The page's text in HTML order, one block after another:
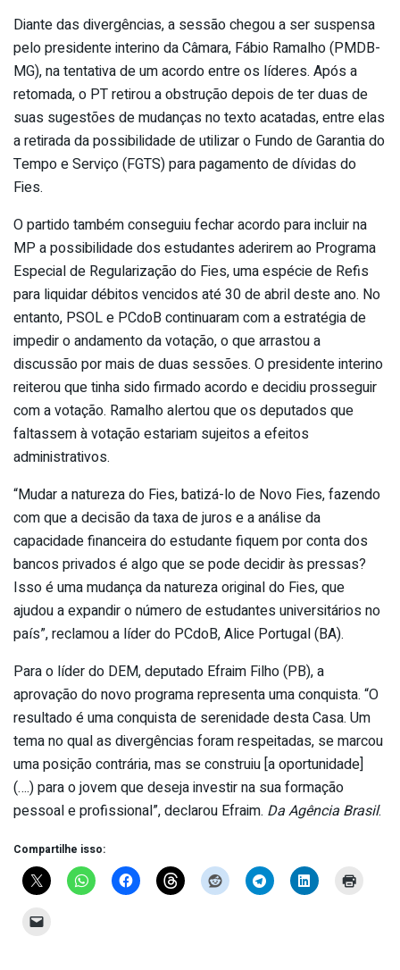
Diante das divergências, a sessão chegou a ser suspensa
pelo presidente interino da Câmara, Fábio Ramalho (PMDB-
MG), na tentativa de um acordo entre os líderes. Após a
retomada, o PT retirou a obstrução depois de ter duas de
suas sugestões de mudanças no texto acatadas, entre elas
a retirada da possibilidade de utilizar o Fundo de Garantia do
Tempo e Serviço (FGTS) para pagamento de dívidas do
Fies.
O partido também conseguiu fechar acordo para incluir na
MP a possibilidade dos estudantes aderirem ao Programa
Especial de Regularização do Fies, uma espécie de Refis
para liquidar débitos vencidos até 30 de abril deste ano. No
entanto, PSOL e PCdoB continuaram com a estratégia de
impedir o andamento da votação, o que arrastou a
discussão por mais de duas sessões. O presidente interino
reiterou que tinha sido firmado acordo e decidiu prosseguir
com a votação. Ramalho alertou que os deputados que
faltassem à votação estariam sujeitos a efeitos
administrativos.
“Mudar a natureza do Fies, batizá-lo de Novo Fies, fazendo
com que a decisão da taxa de juros e a análise da
capacidade financeira do estudante fiquem por conta dos
bancos privados é algo que se pode decidir às pressas?
Isso é uma mudança da natureza original do Fies, que
ajudou a expandir o número de estudantes universitários no
país”, reclamou a líder do PCdoB, Alice Portugal (BA).
Para o líder do DEM, deputado Efraim Filho (PB), a
aprovação do novo programa representa uma conquista. “O
resultado é uma conquista de serenidade desta Casa. Um
tema no qual as divergências foram respeitadas, se marcou
uma posição contrária, mas se construiu [a oportunidade]
(….) para o jovem que deseja investir na sua formação
pessoal e profissional”, declarou Efraim. Da Agência Brasil.
Compartilhe isso: